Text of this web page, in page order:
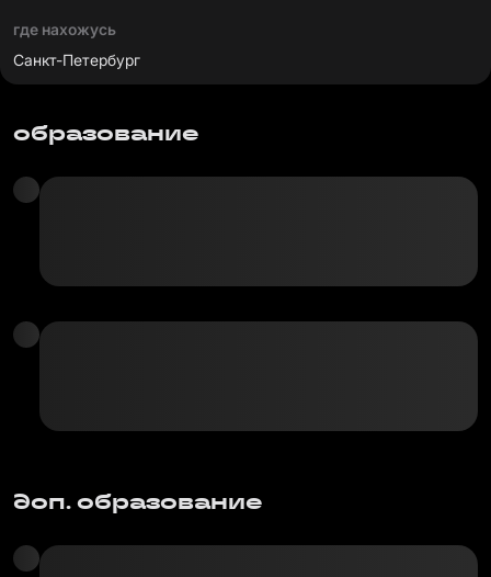
где нахожусь
Санкт-Петербург
образование
доп. образование